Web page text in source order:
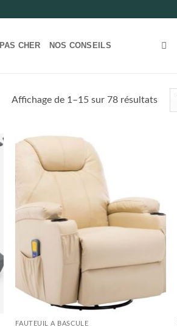
PAS CHER NOS CONSEILS
Affichage de 1–15 sur 78 résultats
FAUTEUIL À BASCULE